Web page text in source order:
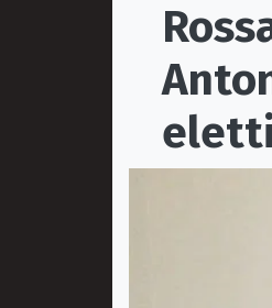
eletti